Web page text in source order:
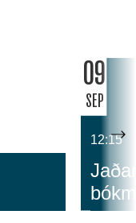
09
SEP
12:15